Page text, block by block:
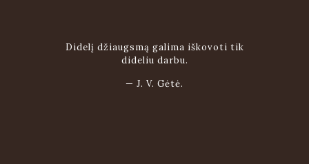
Didelį džiaugsmą galima iškovoti tik
dideliu darbu.
— J. V. Gėtė.